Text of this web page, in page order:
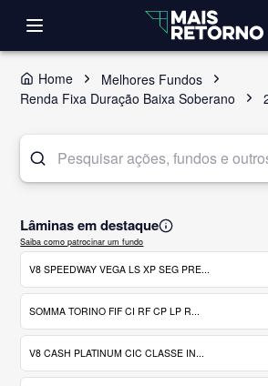
Home
Melhores Fundos
Renda Fixa Duração Baixa Soberano
Lâminas em destaque
Saiba como patrocinar um fundo
V8 SPEEDWAY VEGA LS XP SEG PRE...
SOMMA TORINO FIF CI RF CP LP R...
V8 CASH PLATINUM CIC CLASSE IN...